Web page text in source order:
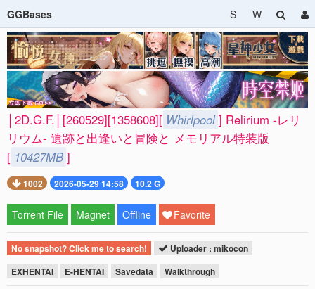
GGBases S W
│2D.G.F.│[260529][1358608][ Whirlpool ] Relirium -レリ
リウム- 遺跡と出逢いと冒険と メモリアル特装版
[ 10427MB ]
1002 2026-05-29 14:58 10.2 G
Torrent File Magnet Offline Favorite
No snapshot? Click me to search!
Uploader : mikocon
EXHENTAI
E-HENTAI Savedata Walkthrough